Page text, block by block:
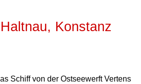
Konstanz
Schiff von der Ostseewerft Vertens